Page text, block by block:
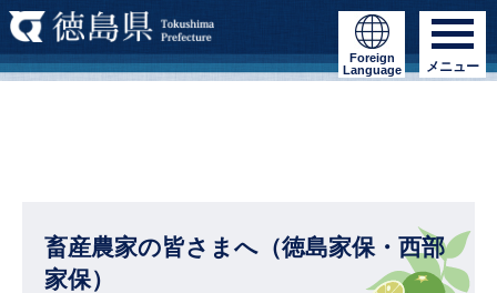
Foreign
Language
メニュー
畜産農家の皆さまへ（徳島家保・西部
家保）